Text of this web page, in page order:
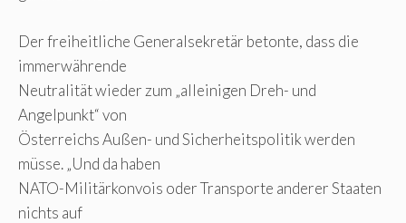
Der freiheitliche Generalsekretär betonte, dass die
immerwährende
Neutralität wieder zum „alleinigen Dreh- und
Angelpunkt“ von
Österreichs Außen- und Sicherheitspolitik werden
müsse. „Und da haben
NATO-Militärkonvois oder Transporte anderer Staaten
nichts auf